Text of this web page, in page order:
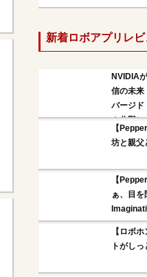
新着ロボアプリレ
NVIDIA
信の未
バージド
ム分野に
【
坊と親父
【
ぁ、目
【ロボ
トがし